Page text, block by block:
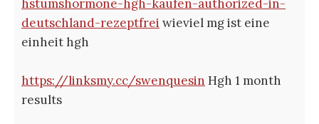
hstumshormone-hgh-kaufen-authorized-in-
deutschland-rezeptfrei wieviel mg ist eine
einheit hgh
https://linksmy.cc/swenquesin Hgh 1 month
results